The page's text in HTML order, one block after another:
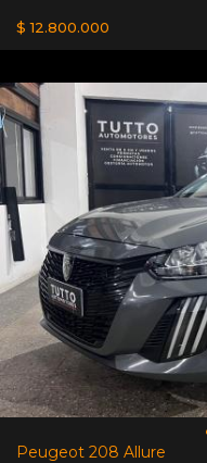
$ 12.800.000
Peugeot 208 Allure